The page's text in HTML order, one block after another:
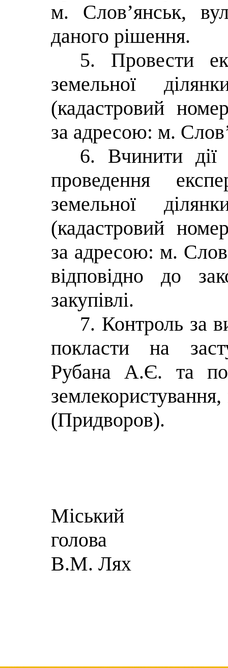
м. Слов’янськ,
даного рішення.
5. Провести
земельної
(кадастровий
за адресою: м.
6. Вчинити дії
проведення
земельної
(кадастровий
за адресою: м.
відповідно до
закупівлі.
7. Контроль за
покласти на
Рубана А.Є. та
землекористування,
(Придворов).
Міський
В.М. Лях